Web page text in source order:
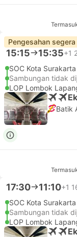
Pengesahan segera
15:15 15:35+1
SOC Kota
LOP Lombok
Batik
17:30 11:10+1
SOC Kota
LOP Lombok